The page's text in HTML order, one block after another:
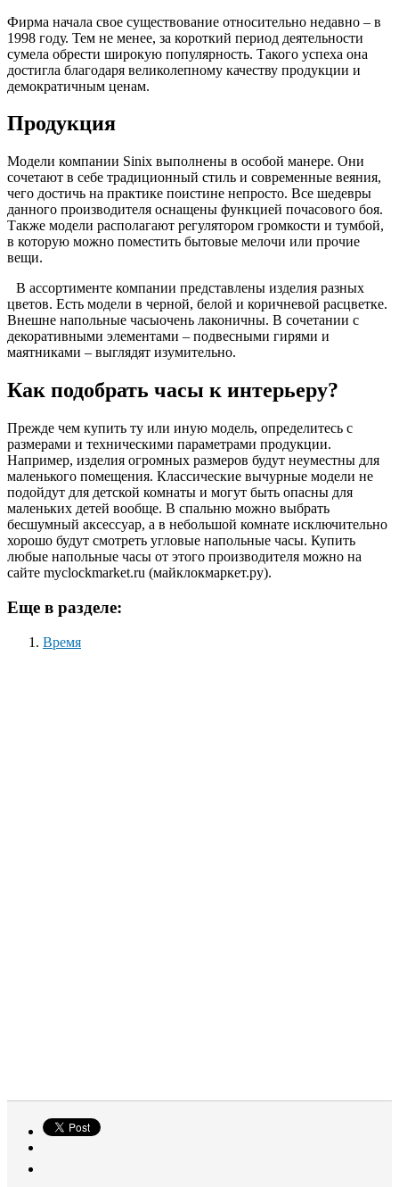
Фирма начала свое существование относительно недавно – в
1998 году. Тем не менее, за короткий период деятельности
сумела обрести широкую популярность. Такого успеха она
достигла благодаря великолепному качеству продукции и
демократичным ценам.
Продукция
Модели компании Sinix выполнены в особой манере. Они
сочетают в себе традиционный стиль и современные веяния,
чего достичь на практике поистине непросто. Все шедевры
данного производителя оснащены функцией почасового боя.
Также модели располагают регулятором громкости и тумбой,
в которую можно поместить бытовые мелочи или прочие
вещи.
В ассортименте компании представлены изделия разных
цветов. Есть модели в черной, белой и коричневой расцветке.
Внешне напольные часыочень лаконичны. В сочетании с
декоративными элементами – подвесными гирями и
маятниками – выглядят изумительно.
Как подобрать часы к интерьеру?
Прежде чем купить ту или иную модель, определитесь с
размерами и техническими параметрами продукции.
Например, изделия огромных размеров будут неуместны для
маленького помещения. Классические вычурные модели не
подойдут для детской комнаты и могут быть опасны для
маленьких детей вообще. В спальню можно выбрать
бесшумный аксессуар, а в небольшой комнате исключительно
хорошо будут смотреть угловые напольные часы. Купить
любые напольные часы от этого производителя можно на
сайте myclockmarket.ru (майклокмаркет.ру).
Еще в разделе:
Время